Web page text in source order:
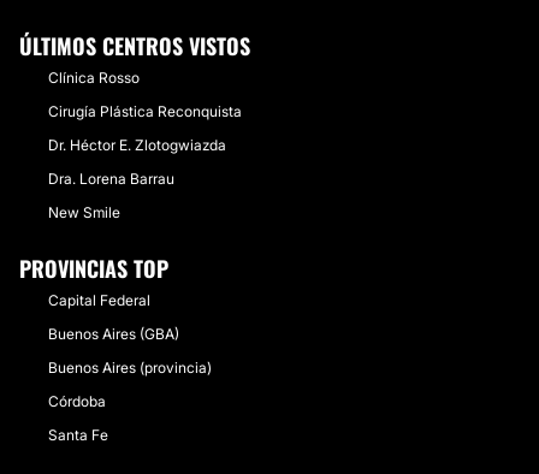
ÚLTIMOS CENTROS VISTOS
Clínica Rosso
Cirugía Plástica Reconquista
Dr. Héctor E. Zlotogwiazda
Dra. Lorena Barrau
New Smile
PROVINCIAS TOP
Capital Federal
Buenos Aires (GBA)
Buenos Aires (provincia)
Córdoba
Santa Fe